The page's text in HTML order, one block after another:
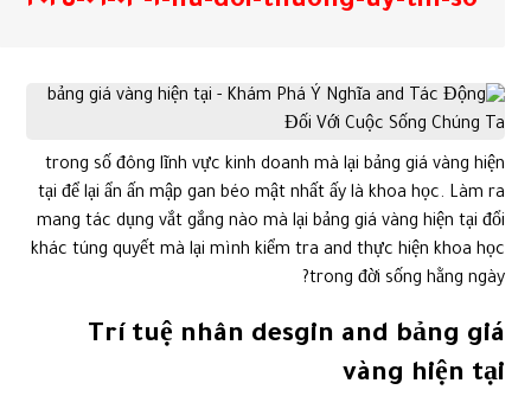
trong số đông lĩnh vực kinh doanh mà lại bảng giá vàng hiện
tại để lại ẩn ấn mập gan béo mật nhất ấy là khoa học. Làm ra
mang tác dụng vắt gắng nào mà lại bảng giá vàng hiện tại đổi
khác túng quyết mà lại mình kiểm tra and thực hiện khoa học
trong đời sống hằng ngày?
Trí tuệ nhân desgin and bảng giá
vàng hiện tại